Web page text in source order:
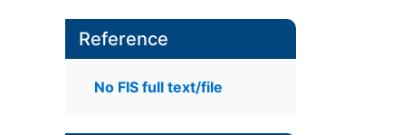
Reference
No FIS full text/file